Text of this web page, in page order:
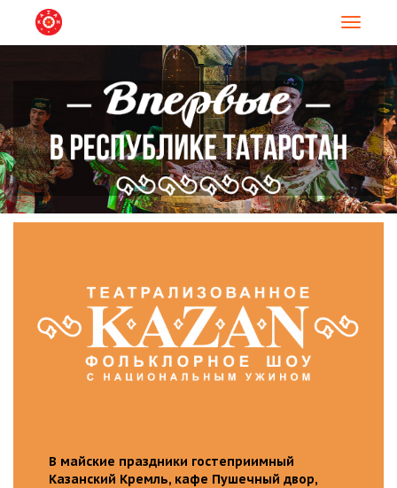
В майские праздники гостеприимный
Казанский Кремль, кафе Пушечный двор,